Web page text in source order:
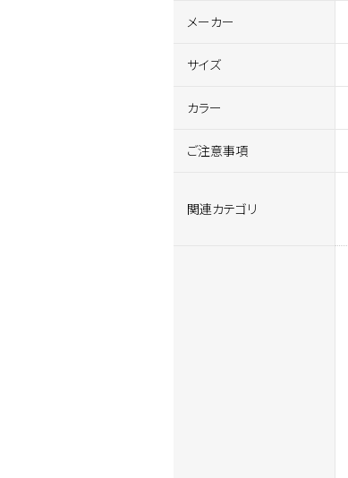
メーカー
サイズ
カラー
ご注意事項
関連カテゴリ